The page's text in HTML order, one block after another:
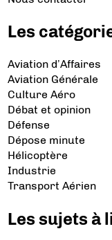
Les
Aviation d’Affaires
Aviation Générale
Culture Aéro
Débat et opinion
Défense
Dépose minute
Hélicoptère
Industrie
Transport Aérien
Les sujets à